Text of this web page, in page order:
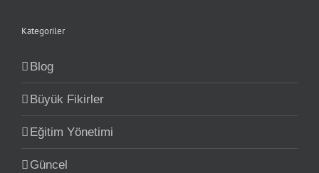
Kategoriler
Blog
Büyük Fikirler
Eğitim Yönetimi
Güncel